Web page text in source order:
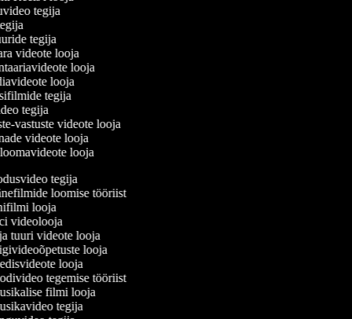
tegija
tegija
videote looja
looja
looja
tegija
tegija
vastuste videote looja
videote looja
looja
tegija
loomise tööriist
looja
videolooja
tuuri videote looja
looja
looja
tegemise tööriist
filmi looja
tegija